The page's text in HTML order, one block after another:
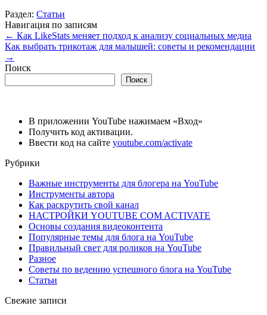
Раздел: Статьи
Навигация по записям
← Как LikeStats меняет подход к анализу социальных медиа
Как выбрать трикотаж для малышей: советы и рекомендации
→
Поиск
Поиск
В приложении YouTube нажимаем «Вход»
Получить код активации.
Ввести код на сайте youtube.com/activate
Рубрики
Важные инструменты для блогера на YouTube
Инструменты автора
Как раскрутить свой канал
НАСТРОЙКИ YOUTUBE COM ACTIVATE
Основы создания видеоконтента
Популярные темы для блога на YouTube
Правильный свет для роликов на YouTube
Разное
Советы по ведению успешного блога на YouTube
Статьи
Свежие записи